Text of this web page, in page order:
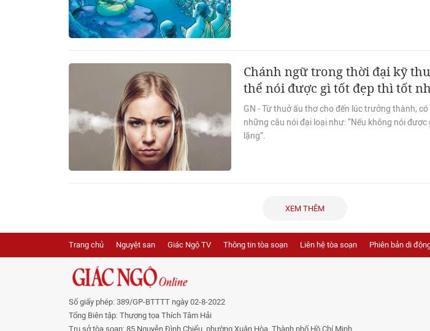
Chánh ngữ trong thời đại kỹ
thể nói được gì tốt đẹp thì tốt
GN - Từ thuở ấu thơ cho đến lúc trưởng thành,
những câu nói đại loại như: “Nếu không nói
lặng”.
XEM THÊM
Trang chủ Nguyệt san Giác Ngộ TV Thông tin tòa soạn Liên hệ tòa soạn Phiên bản di
Số giấy phép: 389/GP-BTTTT ngày 02-8-2022
Tổng Biên tập: Thượng tọa Thích Tâm Hải
Trụ sở tòa soạn: 85 Nguyễn Đình Chiểu, phường Xuân Hòa, Thành phố Hồ Chí Minh